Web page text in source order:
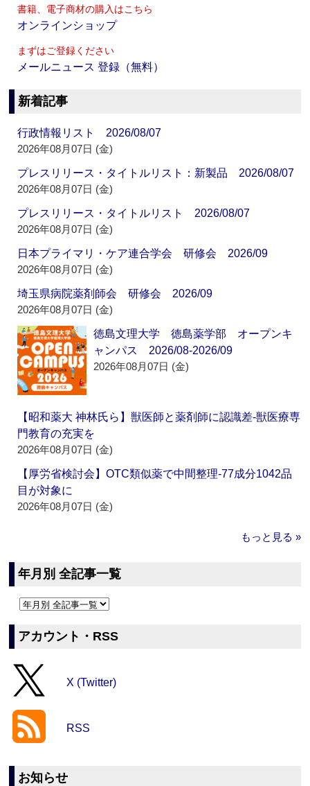
書籍、電子商材の購入はこちら
オンラインショップ
まずはご登録ください
メールニュース 登録（無料）
新着記事
行政情報リスト 2026/08/07
2026年08月07日 (金)
プレスリリース・タイトルリスト：新製品 2026/08/07
2026年08月07日 (金)
プレスリリース・タイトルリスト 2026/08/07
2026年08月07日 (金)
日本プライマリ・ケア連合学会 研修会 2026/09
2026年08月07日 (金)
埼玉県病院薬剤師会 研修会 2026/09
2026年08月07日 (金)
徳島文理大学 徳島薬学部 オープンキ
ャンパス 2026/08-2026/09
2026年08月07日 (金)
【昭和薬大 神林氏ら】獣医師と薬剤師に認識差‐獣医療専
門教育の充実を
2026年08月07日 (金)
【厚労省検討会】OTC類似薬で中間整理‐77成分1042品
目が対象に
2026年08月07日 (金)
もっと見る »
年月別 全記事一覧
アカウント・RSS
X (Twitter)
RSS
お知らせ